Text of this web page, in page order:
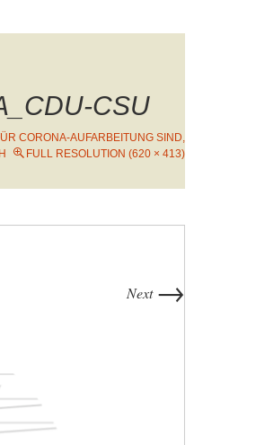
CSU
CORONA-AUFARBEITUNG SIND,
FULL RESOLUTION (620 × 413)
Next →